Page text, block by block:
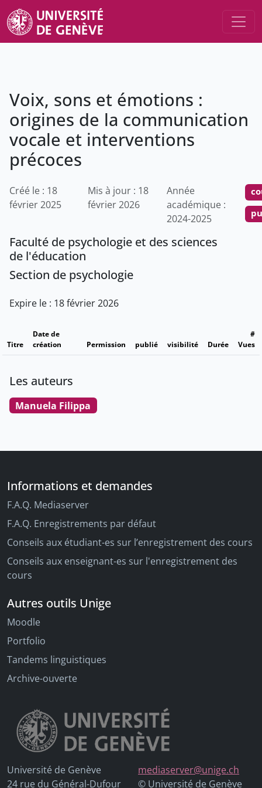
Voix, sons et émotions :
origines de la communication
vocale et interventions
précoces
Créé le : 18
février 2025
Mis à jour : 18
février 2026
Année
académique :
2024-2025
Faculté de psychologie et des sciences
de l'éducation
Section de psychologie
Expire le : 18 février 2026
Titre
Date de
création
Permission publié visibilité Durée
#
Vues
Les auteurs
Manuela Filippa
Informations et demandes
F.A.Q. Mediaserver
F.A.Q. Enregistrements par défaut
Conseils aux étudiant-es sur l’enregistrement des cours
Conseils aux enseignant-es sur l'enregistrement des
cours
Autres outils Unige
Moodle
Portfolio
Tandems linguistiques
Archive-ouverte
Université de Genève
24 rue du Général-Dufour
mediaserver@unige.ch
© Université de Genève